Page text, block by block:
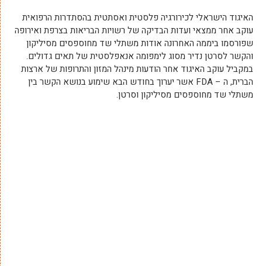
האיגוד הישראלי לכירורגיה פלסטית ואסתטית בהסתדרות הרפואית
עוקב אחר ממצאי ועדות הבדיקה של רשויות הבריאות בצרפת ואירופה
שפורסמו ביממה האחרונה אודות משתלי שד מחוספסים מסיליקון
והקשר לסרטן נדיר מסוג לימפומה אנאפלסטית של תאים גדולים.
במקביל עוקב האיגוד אחר הודעות מינהל המזון והתרופות של ארצות
הברית, ה – FDA אשר יערוך בחודש הבא שימוע בנושא הקשר בין
משתלי שד מחוספסים מסיליקון וסרטן.